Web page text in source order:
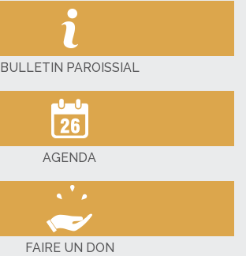
BULLETIN PAROISSIAL
AGENDA
FAIRE UN DON